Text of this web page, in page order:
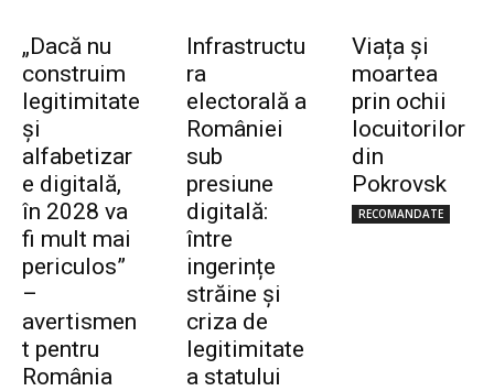
„Dacă nu
construim
legitimitate
și
alfabetizar
e digitală,
în 2028 va
fi mult mai
periculos”
–
avertismen
t pentru
România
Infrastructu
ra
electorală a
României
sub
presiune
digitală:
între
ingerințe
străine și
criza de
legitimitate
a statului
Viața și
moartea
prin ochii
locuitorilor
din
Pokrovsk
RECOMANDATE